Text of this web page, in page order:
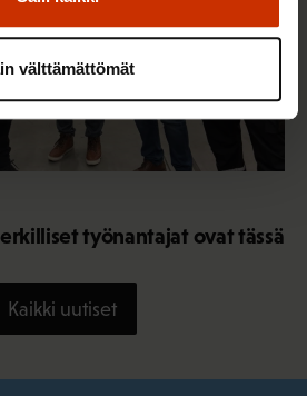
välttämättömät
työnantajat ovat tässä
Kaikki uutiset